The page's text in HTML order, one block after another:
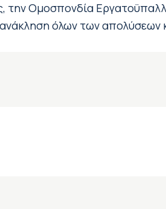
την Ομοσπονδία
όλων των απολύσεων